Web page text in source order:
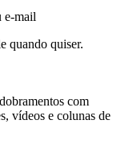
e-mail
quando quiser.
com
vídeos e colunas de